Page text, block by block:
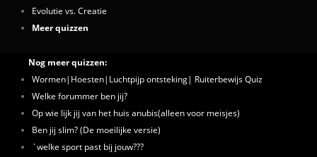
Evolutie vs. Creatie
Meer quizzen
Nog meer quizzen:
Wormen|Hoesten|Luchtpijp ontsteking| Ruiterbewijs Quiz
Welke forummer ben jij?
Op wie lijk jij van het huis anubis(alleen voor meisjes)
Ben jij slim? (De moeilijke versie)
`welke sport past bij jouw???